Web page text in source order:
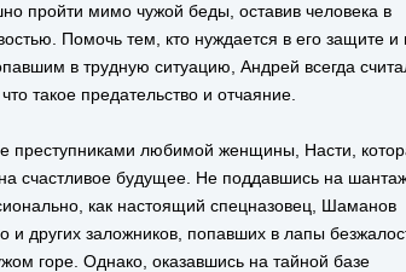
пройти мимо чужой беды, оставив человека в
Помочь тем, кто нуждается в его защите и
в трудную ситуацию, Андрей всегда
такое предательство и отчаяние.
преступниками любимой женщины, Насти,
счастливое будущее. Не поддавшись на шантаж
как настоящий спецназовец, Шаманов
и других заложников, попавших в лапы
горе. Однако, оказавшись на тайной базе